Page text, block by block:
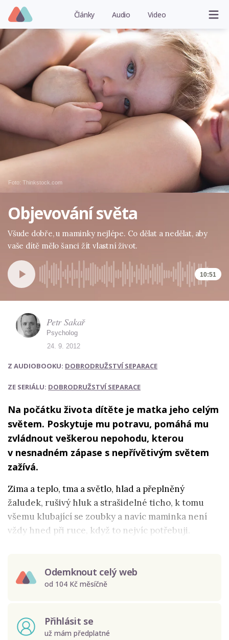
Články Audio Video
Foto: Thinkstock.com
Objevování světa
Všude dobře, u maminky nejlépe. Co dělat a nedělat, aby
vaše dítě mělo šanci žít vlastní život.
10:51
Z AUDIOBOOKU: DOBRODRUŽSTVÍ SEPARACE
ZE SERIÁLU: DOBRODRUŽSTVÍ SEPARACE
Na počátku života dítěte je matka jeho celým
světem. Poskytuje mu potravu, pomáhá mu
zvládnout veškerou nepohodu, kterou
v nesnadném zápase s nepřívětivým světem
zažívá.
Zima a teplo, tma a světlo, hlad a přeplněný
žaludek, rušivý hluk a strašidelné ticho, k tomu
všemu klubající se zoubky a navíc maminka není
vždy hned při ruce, když to nejvíc potřebuji.
Odemknout celý web
od 104 Kč měsíčně
Přihlásit se
už mám předplatné
Petr Sakař
Psycholog
24. 9. 2012